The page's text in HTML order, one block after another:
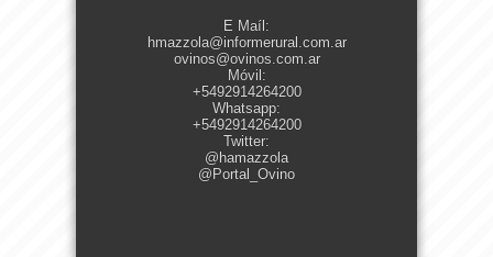
E Maíl:
hmazzola@informerural.com.ar
ovinos@ovinos.com.ar
Móvil:
+5492914264200
Whatsapp:
+5492914264200
Twitter:
@hamazzola
@Portal_Ovino